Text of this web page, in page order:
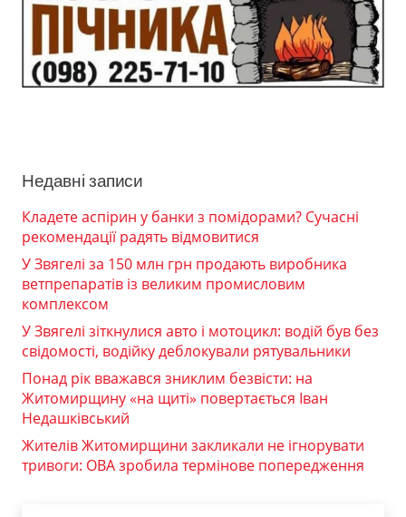
Недавні записи
Кладете аспірин у банки з помідорами? Сучасні
рекомендації радять відмовитися
У Звягелі за 150 млн грн продають виробника
ветпрепаратів із великим промисловим
комплексом
У Звягелі зіткнулися авто і мотоцикл: водій був без
свідомості, водійку деблокували рятувальники
Понад рік вважався зниклим безвісти: на
Житомирщину «на щиті» повертається Іван
Недашківський
Жителів Житомирщини закликали не ігнорувати
тривоги: ОВА зробила термінове попередження